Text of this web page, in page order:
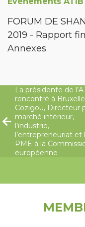
FORUM DE
2019 - Rapport
Annexes
La présidente de
rencontré à
Cozigou, Directeur
marché intérieur,
l’industrie,
l’entrepreneuriat et
PME à la
européenne